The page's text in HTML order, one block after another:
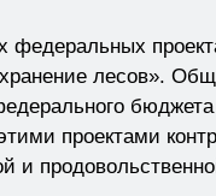
федеральных
лесов».
проектами
и